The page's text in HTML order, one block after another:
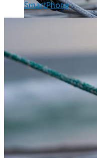
Comment réduire au
SmartPhone